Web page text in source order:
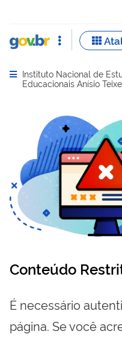
Abrir menu principal de
Instituto Nacional de
Educacionais Anísio
Conteúdo
É necessário
página. Se você